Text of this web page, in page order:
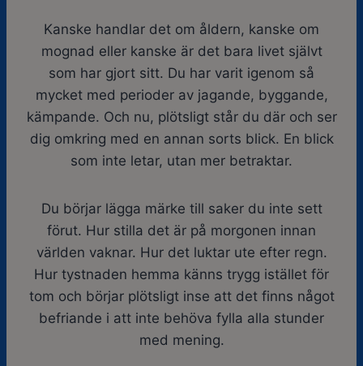
Kanske handlar det om åldern, kanske om
mognad eller kanske är det bara livet självt
som har gjort sitt. Du har varit igenom så
mycket med perioder av jagande, byggande,
kämpande. Och nu, plötsligt står du där och ser
dig omkring med en annan sorts blick. En blick
som inte letar, utan mer betraktar.
Du börjar lägga märke till saker du inte sett
förut. Hur stilla det är på morgonen innan
världen vaknar. Hur det luktar ute efter regn.
Hur tystnaden hemma känns trygg istället för
tom och börjar plötsligt inse att det finns något
befriande i att inte behöva fylla alla stunder
med mening.